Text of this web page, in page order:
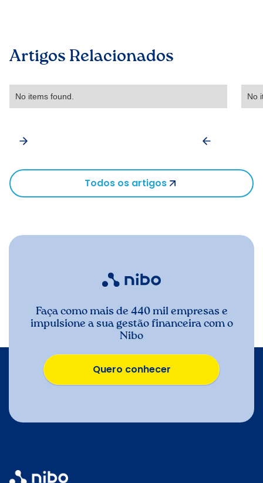
Artigos Relacionados
No items found. No
Todos os artigos
Faça como mais de 440 mil empresas e
impulsione a sua gestão financeira com o
Nibo
Quero conhecer